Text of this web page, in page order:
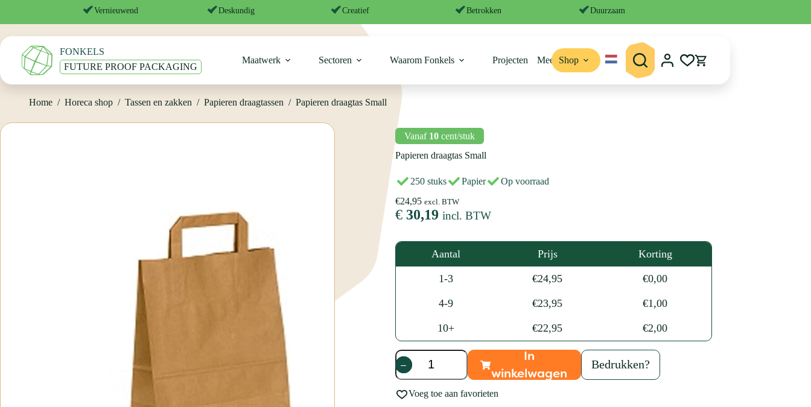
de
inhoud
Vernieuwend Deskundig Creatief Betrokken Duurzaam
FONKELS
FUTURE PROOF PACKAGING
Maatwerk Sectoren Waarom Fonkels Projecten Meer Shop Winkelwagen
/ Tassen en zakken Papieren draagtassen Papieren draagtas Small
Home / Horeca shop / Tassen en zakken / Papieren draagtassen / Papieren draagtas Small
Aantal Prijs Korting
1-3 €24,95 €0,00
4-9 €23,95 €1,00
10+ €22,95 €2,00
Vanaf 10cent/stuk
Papieren draagtas Small
250 stuks Papier
Op voorraad
€24,95 excl. BTW
€ 30,19 incl. BTW
Papieren
draagtas
Small
aantal
In
winkelwagen
Bedrukken?
Voeg toe aan favorieten